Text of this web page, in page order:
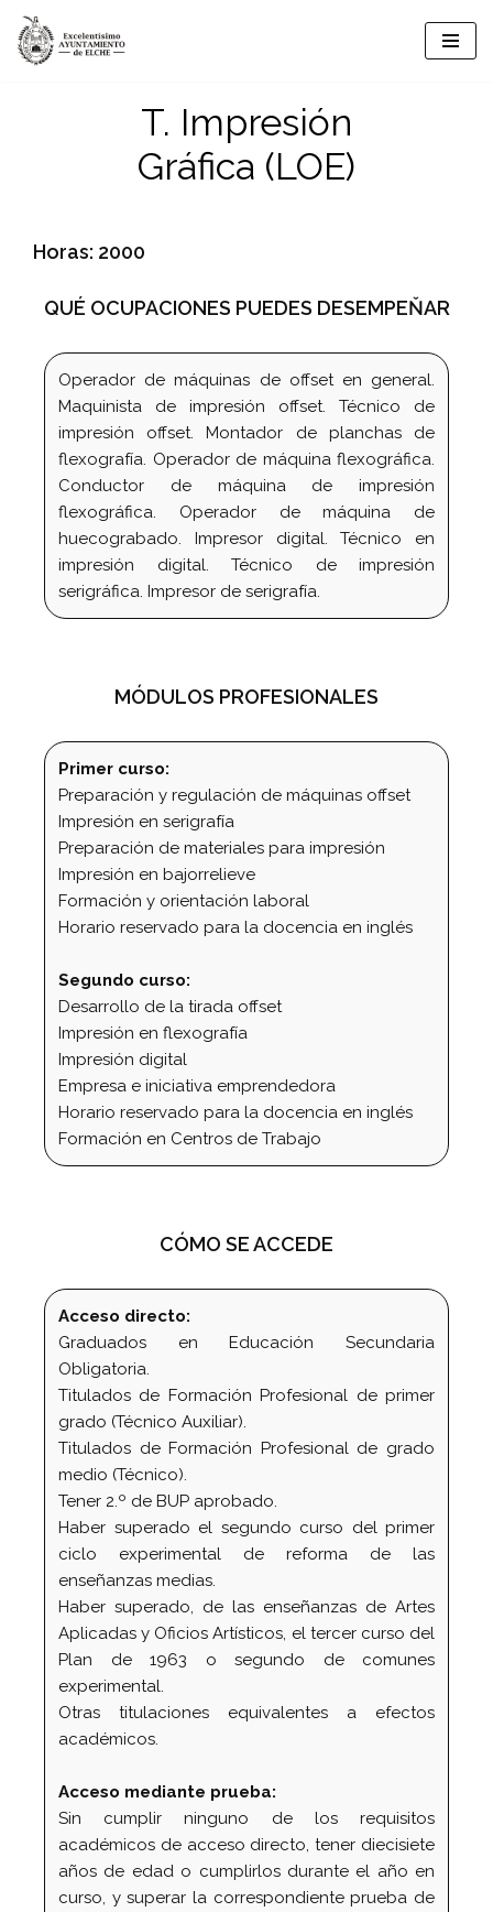
Saltar
T. Impresión
Gráfica (LOE)
Horas: 2000
QUÉ OCUPACIONES PUEDES DESEMPEŇAR
Operador de máquinas de offset en general.
Maquinista de impresión offset. Técnico de
impresión offset. Montador de planchas de
flexografía. Operador de máquina flexográfica.
Conductor de máquina de impresión
flexográfica. Operador de máquina de
huecograbado. Impresor digital. Técnico en
impresión digital. Técnico de impresión
serigráfica. Impresor de serigrafía.
MÓDULOS PROFESIONALES
Primer curso:
Preparación y regulación de máquinas offset
Impresión en serigrafía
Preparación de materiales para impresión
Impresión en bajorrelieve
Formación y orientación laboral
Horario reservado para la docencia en inglés
Segundo curso:
Desarrollo de la tirada offset
Impresión en flexografía
Impresión digital
Empresa e iniciativa emprendedora
Horario reservado para la docencia en inglés
Formación en Centros de Trabajo
CÓMO SE ACCEDE
Acceso directo:
Graduados en Educación Secundaria
Obligatoria.
Titulados de Formación Profesional de primer
grado (Técnico Auxiliar).
Titulados de Formación Profesional de grado
medio (Técnico).
Tener 2.º de BUP aprobado.
Haber superado el segundo curso del primer
ciclo experimental de reforma de las
enseñanzas medias.
Haber superado, de las enseñanzas de Artes
Aplicadas y Oficios Artísticos, el tercer curso del
Plan de 1963 o segundo de comunes
experimental.
Otras titulaciones equivalentes a efectos
académicos.
Acceso mediante prueba:
Sin cumplir ninguno de los requisitos
académicos de acceso directo, tener diecisiete
años de edad o cumplirlos durante el año en
curso, y superar la correspondiente prueba de